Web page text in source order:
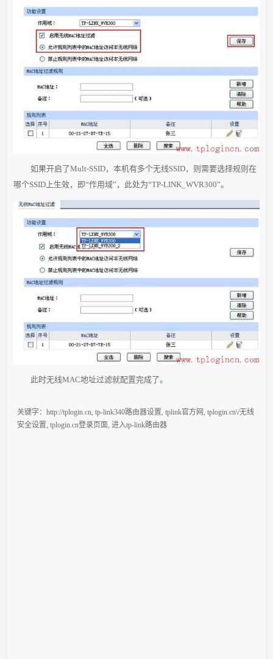
如果开启了Mult-SSID，本机有多个无线SSID，则需要选择规则在
哪个SSID上生效，即“作用域”，此处为“TP-LINK_WVR300”。
此时无线MAC地址过滤就配置完成了。
关键字：http://tplogin.cn ,tp-link340路由器设置 ,tplink官方网 ,tplogin.cn\/无线
安全设置 ,tplogin.cn登录页面 ,进入tp-link路由器